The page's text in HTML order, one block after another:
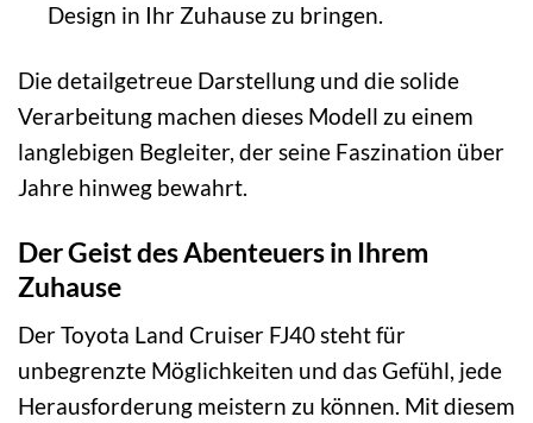
Design in Ihr Zuhause zu bringen.
Die detailgetreue Darstellung und die solide
Verarbeitung machen dieses Modell zu einem
langlebigen Begleiter, der seine Faszination über
Jahre hinweg bewahrt.
Der Geist des Abenteuers in Ihrem
Zuhause
Der Toyota Land Cruiser FJ40 steht für
unbegrenzte Möglichkeiten und das Gefühl, jede
Herausforderung meistern zu können. Mit diesem